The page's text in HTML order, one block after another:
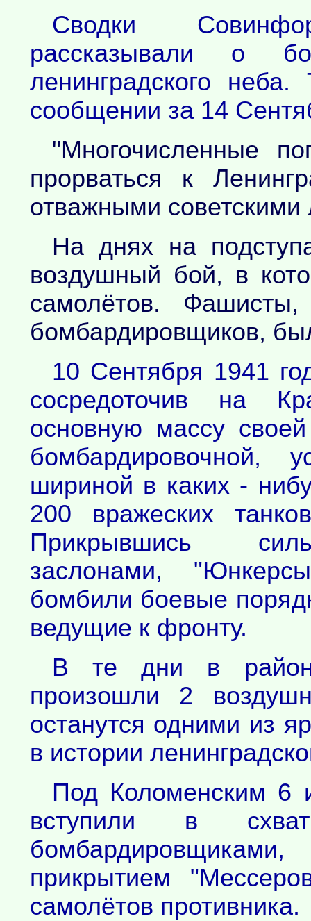
Сводки
рассказывали о
ленинградского
сообщении за 14
"Многочисленные
прорваться к
отважными советскими
На днях на
воздушный бой, в
самолётов.
бомбардировщиков,
10 Сентября 1941
сосредоточив на
основную массу
шириной в каких -
200 вражеских
Прикрывшись
заслонами,
бомбили боевые
ведущие к фронту.
В те дни в
произошли 2
останутся одними из
в истории
Под Коломенским 6
вступили в
прикрытием
самолётов противника.